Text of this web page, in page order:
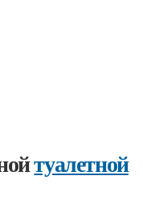
туалетной